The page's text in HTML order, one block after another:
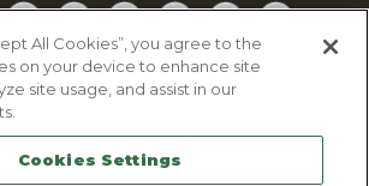
TwitterYouTubePinterestInstagramLinkedInTikTok
d'utilisation des cookies
de confidentialité
Mentions légales
Plan du site
All Cookies”, you agree to the
on your device to enhance site
site usage, and assist in our
Cookies Settings